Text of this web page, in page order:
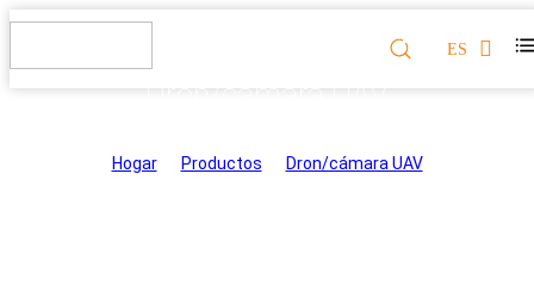
ES
Hogar> Productos Dron/cámara UAV